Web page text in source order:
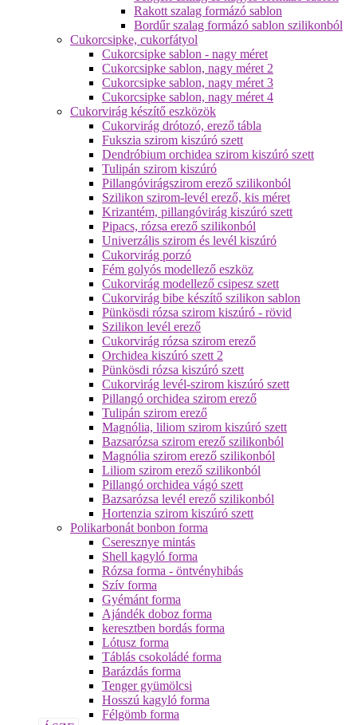
Rakott szalag formázó sablon
Bordűr szalag formázó sablon szilikonból
Cukorcsipke, cukorfátyol
Cukorcsipke sablon - nagy méret
Cukorcsipke sablon, nagy méret 2
Cukorcsipke sablon, nagy méret 3
Cukorcsipke sablon, nagy méret 4
Cukorvirág készítő eszközök
Cukorvirág drótozó, erező tábla
Fukszia szirom kiszúró szett
Dendróbium orchidea szirom kiszúró szett
Tulipán szirom kiszúró
Pillangóvirágszirom erező szilikonból
Szilikon szirom-levél erező, kis méret
Krizantém, pillangóvirág kiszúró szett
Pipacs, rózsa erező szilikonból
Univerzális szirom és levél kiszúró
Cukorvirág porzó
Fém golyós modellező eszköz
Cukorvirág modellező csipesz szett
Cukorvirág bibe készítő szilikon sablon
Pünkösdi rózsa szirom kiszúró - rövid
Szilikon levél erező
Cukorvirág rózsa szirom erező
Orchidea kiszúró szett 2
Pünkösdi rózsa kiszúró szett
Cukorvirág levél-szirom kiszúró szett
Pillangó orchidea szirom erező
Tulipán szirom erező
Magnólia, liliom szirom kiszúró szett
Bazsarózsa szirom erező szilikonból
Magnólia szirom erező szilikonból
Liliom szirom erező szilikonból
Pillangó orchidea vágó szett
Bazsarózsa levél erező szilikonból
Hortenzia szirom kiszúró szett
Polikarbonát bonbon forma
Cseresznye mintás
Shell kagyló forma
Rózsa forma - öntvényhibás
Szív forma
Gyémánt forma
Ajándék doboz forma
keresztben bordás forma
Lótusz forma
Táblás csokoládé forma
Barázdás forma
Tenger gyümölcsi
Hosszú kagyló forma
Félgömb forma